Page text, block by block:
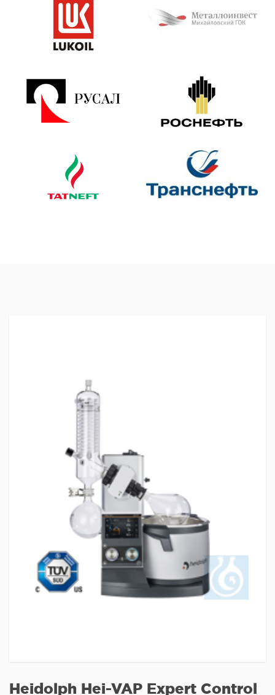
Heidolph Hei-VAP Expert Control